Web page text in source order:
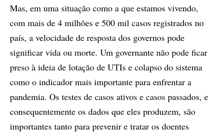
Mas, em uma situação como a que estamos vivendo,
com mais de 4 milhões e 500 mil casos registrados no
país, a velocidade de resposta dos governos pode
significar vida ou morte. Um governante não pode ficar
preso à ideia de lotação de UTIs e colapso do sistema
como o indicador mais importante para enfrentar a
pandemia. Os testes de casos ativos e casos passados, e
consequentemente os dados que eles produzem, são
importantes tanto para prevenir e tratar os doentes